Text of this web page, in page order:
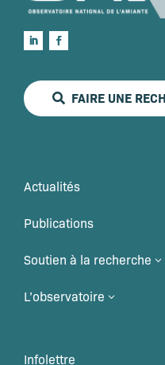
FAIRE UNE
Actualités
Publications
Soutien à la recherche 3
L’observatoire 3
Infolettre